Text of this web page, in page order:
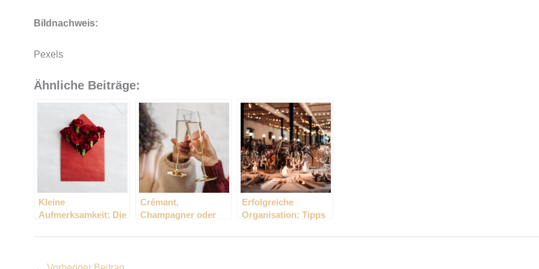
Bildnachweis:
Pexels
Ähnliche Beiträge:
Kleine
Aufmerksamkeit: Die
für zwischendurch
Crémant,
Champagner oder
Erfolgreiche
Organisation: Tipps